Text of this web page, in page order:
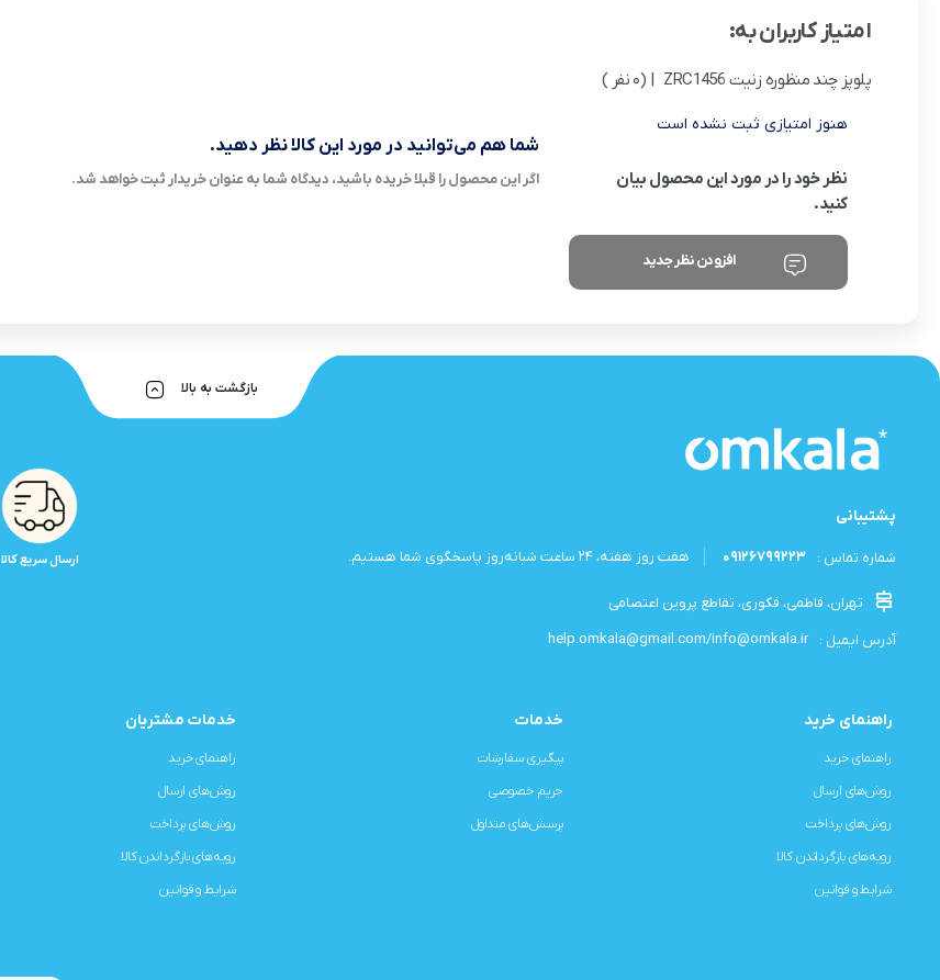
امتیاز کاربران به:
پلوپز چند منظوره زنیت ZRC1456 | (0 نفر )
هنوز امتیازی ثبت نشده است
نظر خود را در مورد این محصول بیان
کنید.
افزودن نظر جدید
شما هم می‌توانید در مورد این کالا نظر دهید.
اگر این محصول را قبلا خریده باشید، دیدگاه شما به عنوان خریدار ثبت خواهد شد.
بازگشت به بالا
پشتیبانی
شماره تماس : 09126799223 هفت روز هفته، ۲۴ ساعت شبانه‌روز پاسخگوی شما هستیم.
تهران، فاطمی، فکوری، تقاطع پروین اعتصامی
آدرس ایمیل :
help.omkala@gmail.com/info@omkala.ir
ارسال سریع کالا
راهنمای خرید
راهنمای خرید
روش‌های ارسال
روش‌های پرداخت
رویه‌های بازگرداندن کالا
شرایط و قوانین
خدمات
پیگیری سفارشات
حریم خصوصی
پرسش‌های متداول
خدمات مشتریان
راهنمای خرید
روش‌های ارسال
روش‌های پرداخت
رویه‌های بازگرداندن کالا
شرایط و قوانین